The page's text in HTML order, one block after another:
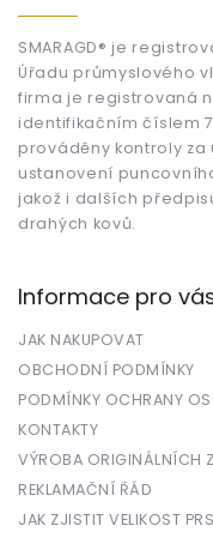
SMARAGD® je
Úřadu průmyslového
firma je registrovaná
identifikačním číslem
prováděny kontroly
ustanovení
jakož i dalších
drahých kovů.
Informace pro
JAK NAKUPOVAT
OBCHODNÍ PODMÍNKY
PODMÍNKY OCHRANY
KONTAKTY
VÝROBA ORIGINÁLNÍCH
REKLAMAČNÍ ŘÁD
JAK ZJISTIT VELIKOST